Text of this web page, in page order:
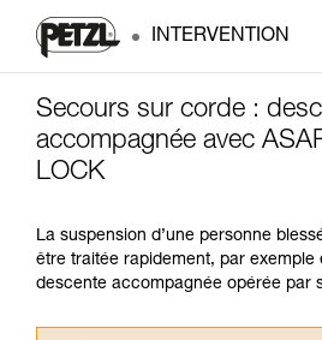
INTERVENTION
Secours sur corde :
accompagnée avec
LOCK
La suspension d’une personne
être traitée rapidement, par exemple
descente accompagnée opérée par